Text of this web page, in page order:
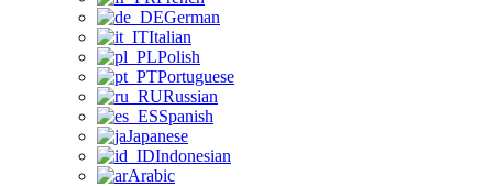
German
Italian
Polish
Portuguese
Russian
Spanish
Japanese
Indonesian
Arabic